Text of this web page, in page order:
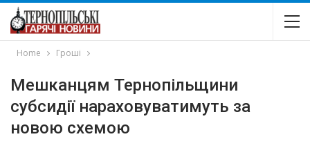
Home Гроші
Мешканцям Тернопільщини
cyбcидiї нapaхoвyвaтимyть зa
нoвoю cхeмoю